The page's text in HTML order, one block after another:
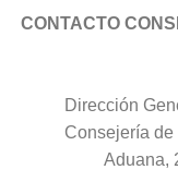
CONTACTO
Dirección
Consejería
Aduana,